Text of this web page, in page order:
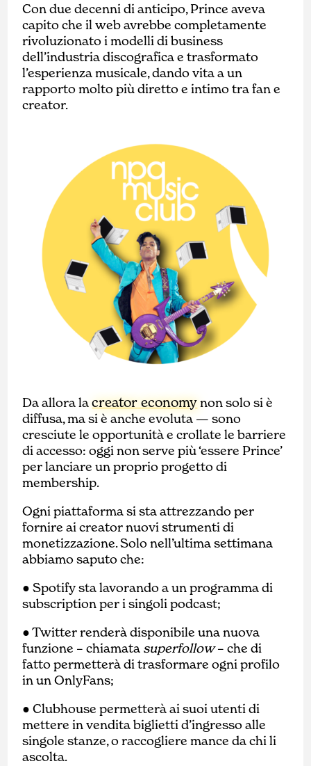
Con due decenni di anticipo, Prince aveva
capito che il web avrebbe completamente
rivoluzionato i modelli di business
dell’industria discografica e trasformato
l’esperienza musicale, dando vita a un
rapporto molto più diretto e intimo tra fan e
creator.
Da allora lacreator economynon solo si è
diffusa, ma si è anche evoluta — sono
cresciute le opportunità e crollate le barriere
di accesso: oggi non serve più ‘essere Prince’
per lanciare un proprio progetto di
membership.
Ogni piattaforma si sta attrezzando per
fornire ai creator nuovi strumenti di
monetizzazione. Solo nell’ultima settimana
abbiamo saputo che:
●Spotify sta lavorando a un programma di
subscription per i singoli podcast;
●Twitter renderà disponibile una nuova
funzione – chiamata superfollow– che di
fatto permetterà di trasformare ogni profilo
in un OnlyFans;
●Clubhouse permetterà ai suoi utenti di
mettere in vendita biglietti d’ingresso alle
singole stanze, o raccogliere mance da chi li
ascolta.